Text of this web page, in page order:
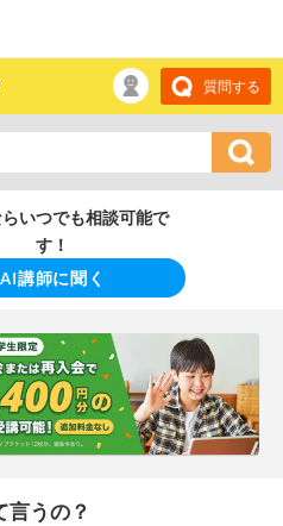
質問する
いつでも相談可能で
す！
AI講師に聞く
うの？